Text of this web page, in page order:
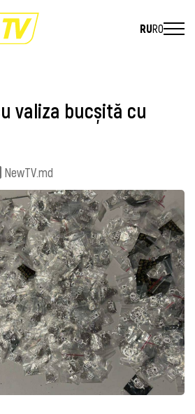
RURO
valiza bucșită cu
NewTV.md